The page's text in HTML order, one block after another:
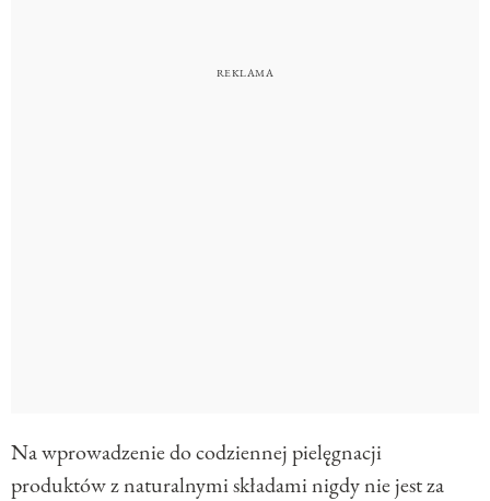
Na wprowadzenie do codziennej pielęgnacji
produktów z naturalnymi składami nigdy nie jest za